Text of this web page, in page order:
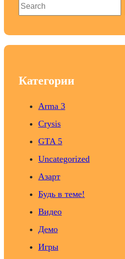
S
e
Категории
Arma 3
Crysis
GTA 5
Uncategorized
Азарт
Будь в теме!
Видео
Демо
Игры